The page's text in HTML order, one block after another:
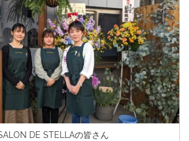
DE STELLAの皆さん